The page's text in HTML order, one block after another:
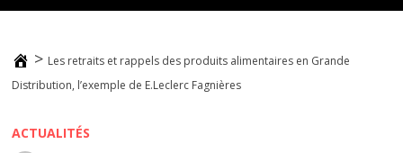
> Les retraits et rappels des produits alimentaires en Grande
Distribution, l’exemple de E.Leclerc Fagnières
ACTUALITÉS